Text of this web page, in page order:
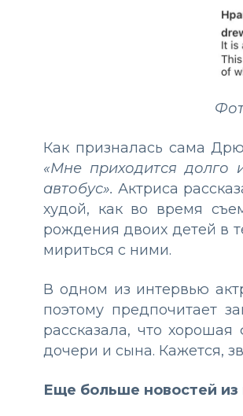
Как призналась сама
«Мне приходится долго
автобус». Актриса
худой, как во время
рождения двоих детей в
мириться с ними.
В одном из интервью
поэтому предпочитает
рассказала, что
дочери и сына. Кажется,
Еще больше новостей из